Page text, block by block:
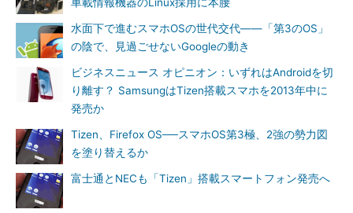
水面下で進むスマホOSの世代交代――「第3のOS」
の陰で、見過ごせないGoogleの動き
ビジネスニュース オピニオン：いずれはAndroidを切
り離す？ SamsungはTizen搭載スマホを2013年中に
発売か
Tizen、Firefox OS──スマホOS第3極、2強の勢力図
を塗り替えるか
富士通とNECも「Tizen」搭載スマートフォン発売へ